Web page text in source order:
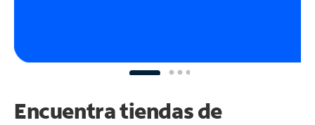
Encuentra tiendas de